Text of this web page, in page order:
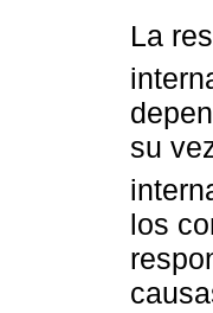
La
su
los